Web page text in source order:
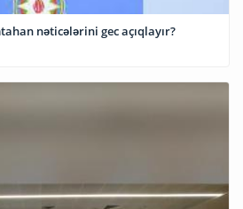
nəticələrini gec açıqlayır?